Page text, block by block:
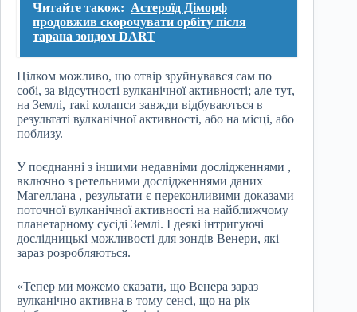
Читайте також: Астероїд Діморф
продовжив скорочувати орбіту після
тарана зондом DART
Цілком можливо, що отвір зруйнувався сам по
собі, за відсутності вулканічної активності; але тут,
на Землі, такі колапси завжди відбуваються в
результаті вулканічної активності, або на місці, або
поблизу.
У поєднанні з іншими недавніми дослідженнями ,
включно з ретельними дослідженнями даних
Магеллана , результати є переконливими доказами
поточної вулканічної активності на найближчому
планетарному сусіді Землі. І деякі інтригуючі
дослідницькі можливості для зондів Венери, які
зараз розробляються.
«Тепер ми можемо сказати, що Венера зараз
вулканічно активна в тому сенсі, що на рік